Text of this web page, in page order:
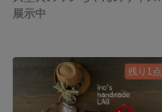
展示中
残り1点